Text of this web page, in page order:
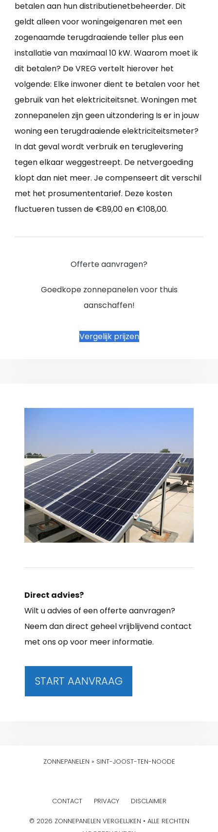
betalen aan hun distributienetbeheerder. Dit
geldt alleen voor woningeigenaren met een
zogenaamde terugdraaiende teller plus een
installatie van maximaal 10 kW. Waarom moet ik
dit betalen? De VREG vertelt hierover het
volgende: Elke inwoner dient te betalen voor het
gebruik van het elektriciteitsnet. Woningen met
zonnepanelen zijn geen uitzondering Is er in jouw
woning een terugdraaiende elektriciteitsmeter?
In dat geval wordt verbruik en teruglevering
tegen elkaar weggestreept. De netvergoeding
klopt dan niet meer. Je compenseert dit verschil
met het prosumententarief. Deze kosten
fluctueren tussen de €89,00 en €108,00.
Offerte aanvragen?
Goedkope zonnepanelen voor thuis
aanschaffen!
Vergelijk prijzen
Direct advies?
Wilt u advies of een offerte aanvragen?
Neem dan direct geheel vrijblijvend contact
met ons op voor meer informatie.
START AANVRAAG
ZONNEPANELEN » SINT-JOOST-TEN-NOODE
CONTACT PRIVACY DISCLAIMER
© 2026 ZONNEPANELEN VERGELIJKEN • ALLE RECHTEN